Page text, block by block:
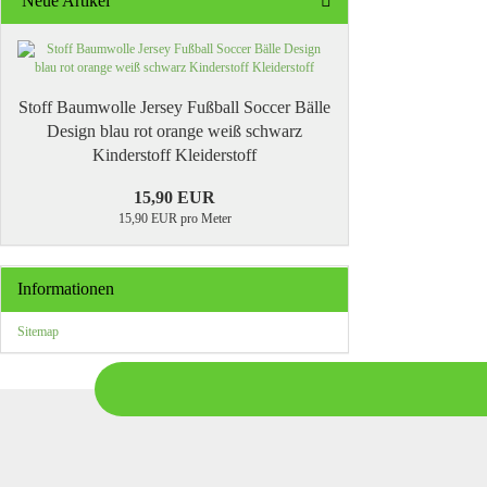
Stoff Baumwolle Jersey Fußball Soccer Bälle
Design blau rot orange weiß schwarz
Kinderstoff Kleiderstoff
15,90 EUR
15,90 EUR pro Meter
Informationen
Sitemap